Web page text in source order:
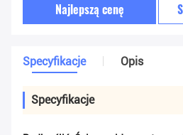
Najlepszą cenę
Specyfikacje Opis
Specyfikacje